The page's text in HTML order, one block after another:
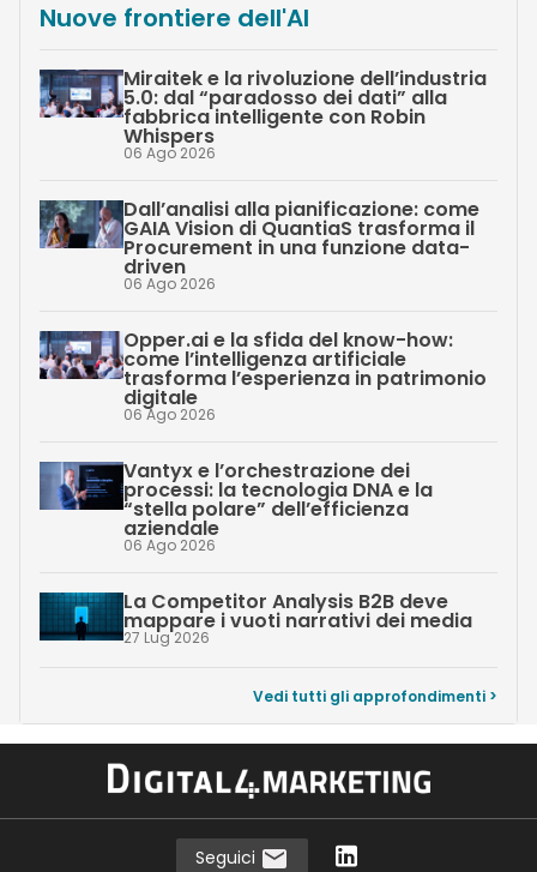
Nuove frontiere dell'AI
Miraitek e la rivoluzione dell’industria
5.0: dal “paradosso dei dati” alla
fabbrica intelligente con Robin
Whispers
06 Ago 2026
Dall’analisi alla pianificazione: come
GAIA Vision di QuantiaS trasforma il
Procurement in una funzione data-
driven
06 Ago 2026
Opper.ai e la sfida del know-how:
come l’intelligenza artificiale
trasforma l’esperienza in patrimonio
digitale
06 Ago 2026
Vantyx e l’orchestrazione dei
processi: la tecnologia DNA e la
“stella polare” dell’efficienza
aziendale
06 Ago 2026
La Competitor Analysis B2B deve
mappare i vuoti narrativi dei media
27 Lug 2026
Vedi tutti gli approfondimenti >
Seguici